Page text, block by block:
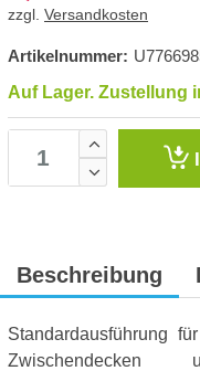
zzgl. Versandkosten
Artikelnummer:
Auf Lager. Zustellung
Beschreibung
Standardausführung
Zwischendecken